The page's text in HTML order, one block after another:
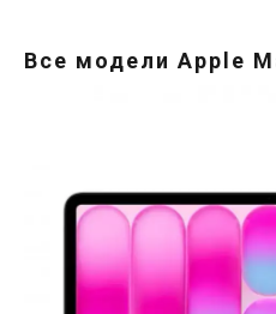
Все модели Apple